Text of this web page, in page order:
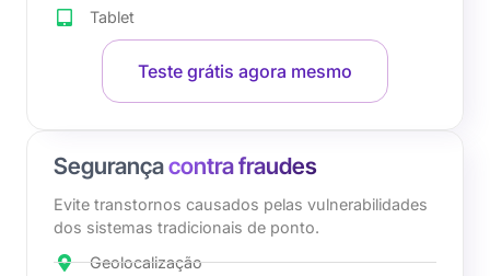
Tablet
Teste grátis agora mesmo
Segurançacontra fraudes
Evite transtornos causados pelas vulnerabilidades
dos sistemas tradicionais de ponto.
Geolocalização